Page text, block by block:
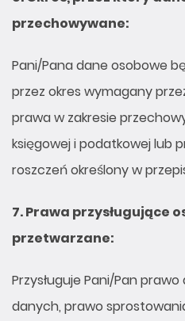
przechowywane:
Pani/Pana dane osobowe
przez okres wymagany
prawa w zakresie
księgowej i podatkowej lub
roszczeń określony w
7.Prawa przysługujące
przetwarzane:
Przysługuje Pani/Pan
danych, prawo